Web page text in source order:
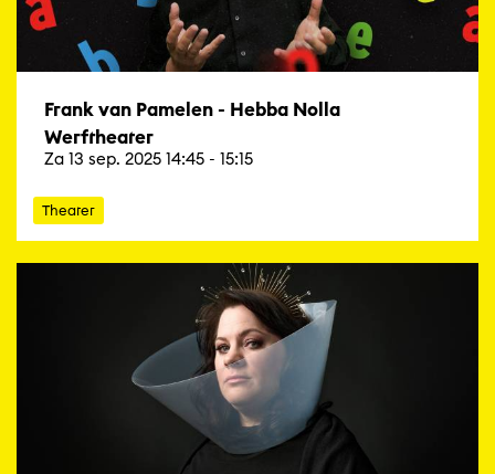
Frank van Pamelen - Hebba Nolla
Werftheater
Za 13 sep. 2025 14:45 - 15:15
Theater